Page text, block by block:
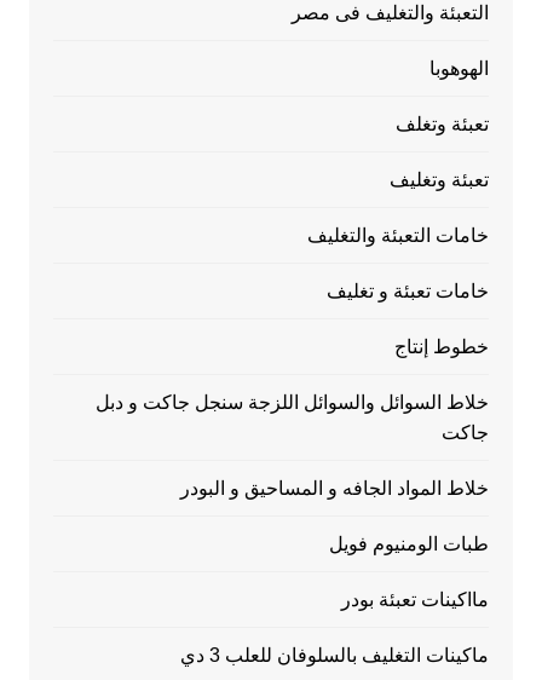
التعبئة والتغليف فى مصر
الهوهوبا
تعبئة وتغلف
تعبئة وتغليف
خامات التعبئة والتغليف
خامات تعبئة و تغليف
خطوط إنتاج
خلاط السوائل والسوائل اللزجة سنجل جاكت و دبل
جاكت
خلاط المواد الجافه و المساحيق و البودر
طبات الومنيوم فويل
مااكينات تعبئة بودر
ماكينات التغليف بالسلوفان للعلب 3 دي